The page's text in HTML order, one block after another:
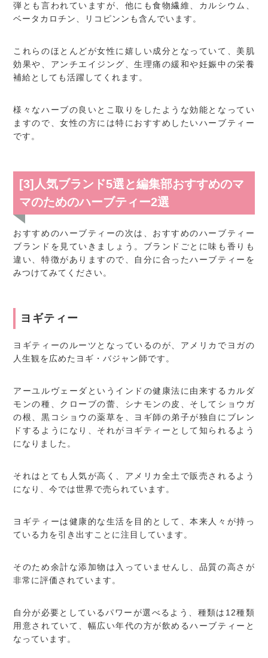
弾とも言われていますが、他にも食物繊維、カルシウム、
ベータカロチン、リコピンンも含んでいます。
これらのほとんどが女性に嬉しい成分となっていて、美肌
効果や、アンチエイジング、生理痛の緩和や妊娠中の栄養
補給としても活躍してくれます。
様々なハーブの良いとこ取りをしたような効能となってい
ますので、女性の方には特におすすめしたいハーブティー
です。
[3]人気ブランド5選と編集部おすすめのマ
マのためのハーブティー2選
おすすめのハーブティーの次は、おすすめのハーブティー
ブランドを見ていきましょう。ブランドごとに味も香りも
違い、特徴がありますので、自分に合ったハーブティーを
みつけてみてください。
ヨギティー
ヨギティーのルーツとなっているのが、アメリカでヨガの
人生観を広めたヨギ・バジャン師です。
アーユルヴェーダというインドの健康法に由来するカルダ
モンの種、クローブの蕾、シナモンの皮、そしてショウガ
の根、黒コショウの薬草を、ヨギ師の弟子が独自にブレン
ドするようになり、それがヨギティーとして知られるよう
になりました。
それはとても人気が高く、アメリカ全土で販売されるよう
になり、今では世界で売られています。
ヨギティーは健康的な生活を目的として、本来人々が持っ
ている力を引き出すことに注目しています。
そのため余計な添加物は入っていませんし、品質の高さが
非常に評価されています。
自分が必要としているパワーが選べるよう、種類は12種類
用意されていて、幅広い年代の方が飲めるハーブティーと
なっています。